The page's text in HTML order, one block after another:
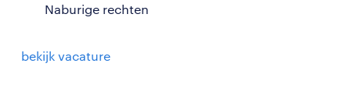
Naburige rechten
bekijk vacature